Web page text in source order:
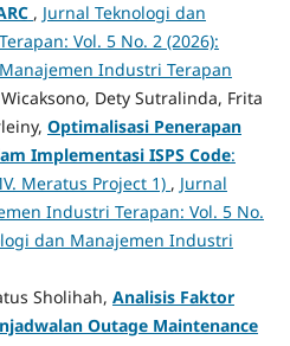
, Jurnal Teknologi dan
Vol. 5 No. 2 (2026):
Industri Terapan
Dety Sutralinda, Frita
Optimalisasi Penerapan
Implementasi ISPS Code:
Meratus Project 1) , Jurnal
Industri Terapan: Vol. 5 No.
dan Manajemen Industri
Sholihah, Analisis Faktor
Outage Maintenance